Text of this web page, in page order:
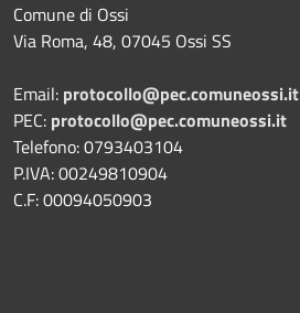
Comune di Ossi
Via Roma, 48, 07045 Ossi SS
Email: protocollo@pec.comuneossi.it
PEC: protocollo@pec.comuneossi.it
Telefono: 0793403104
P.IVA: 00249810904
C.F: 00094050903